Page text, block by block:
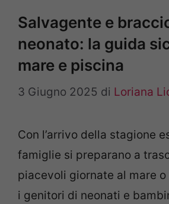
Salvagente e
neonato: la guida
mare e piscina
3 Giugno 2025 di Loriana
Con l’arrivo della stagione
famiglie si preparano a
piacevoli giornate al mare
i genitori di neonati e